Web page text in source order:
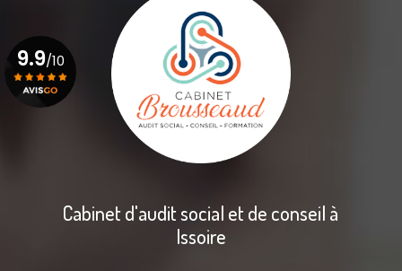
Cabinet d'audit social et de conseil à
Issoire
9.9/10